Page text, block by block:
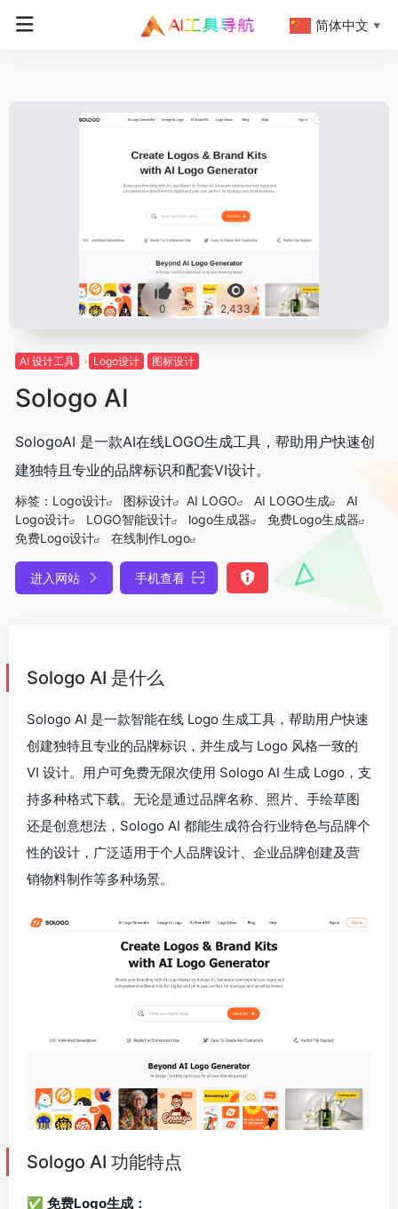
0 2,433
AI 设计工具 Logo设计 图标设计
Sologo AI
SologoAI 是一款AI在线LOGO生成工具，帮助用户快速创
建独特且专业的品牌标识和配套VI设计。
标签： Logo设计 图标设计 AI LOGO AI LOGO生成
AI
Logo设计
LOGO智能设计 logo生成器
免费Logo生成器
免费Logo设计
在线制作Logo
进入网站 手机查看
Sologo AI 是什么
Sologo AI 是一款智能在线 Logo 生成工具，帮助用户快速
创建独特且专业的品牌标识，并生成与 Logo 风格一致的
VI 设计。用户可免费无限次使用 Sologo AI 生成 Logo，支
持多种格式下载。无论是通过品牌名称、照片、手绘草图
还是创意想法，Sologo AI 都能生成符合行业特色与品牌个
性的设计，广泛适用于个人品牌设计、企业品牌创建及营
销物料制作等多种场景。
Sologo AI 功能特点
✅ 免费Logo生成：
简体中文 ▼